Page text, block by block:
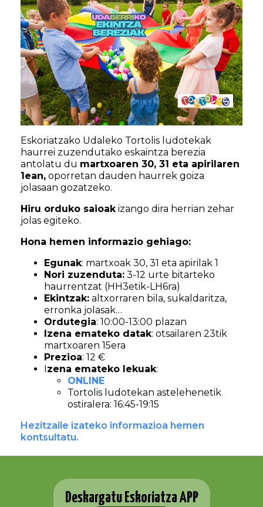
Eskoriatzako Udaleko Tortolis ludotekak
haurrei zuzendutako eskaintza berezia
antolatu du martxoaren 30, 31 eta apirilaren
1ean, oporretan dauden haurrek goiza
jolasaan gozatzeko.
Hiru orduko saioakizango dira herrian zehar
jolas egiteko.
Hona hemen informazio gehiago:
Egunak: martxoak 30, 31 eta apirilak 1
Nori zuzenduta: 3-12 urte bitarteko
haurrentzat (HH3etik-LH6ra)
Ekintzak: altxorraren bila, sukaldaritza,
erronka jolasak…
Ordutegia: 10:00-13:00 plazan
Izena emateko datak: otsailaren 23tik
martxoaren 15era
Prezioa: 12 €
Izena emateko lekuak:
ONLINE
Tortolis ludotekan astelehenetik
ostiralera: 16:45-19:15
Hezitzaile izateko informazioa hemen
kontsultatu.
Deskargatu Eskoriatza APP